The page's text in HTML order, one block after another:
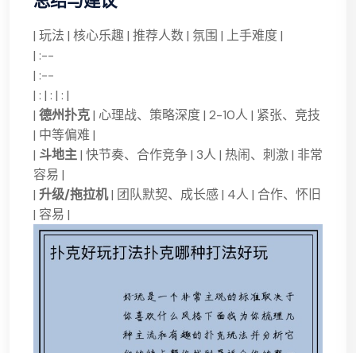
| 玩法 | 核心乐趣 | 推荐人数 | 氛围 | 上手难度 |
| :--
| :--
| : | : | : |
| 德州扑克| 心理战、策略深度 | 2-10人 | 紧张、竞技
| 中等偏难 |
| 斗地主| 快节奏、合作竞争 | 3人 | 热闹、刺激 | 非常
容易 |
| 升级/拖拉机| 团队默契、成长感 | 4人 | 合作、怀旧
| 容易 |